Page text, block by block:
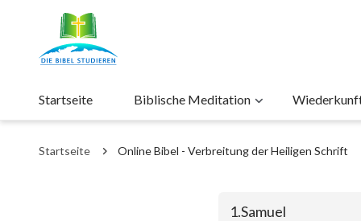
Startseite Biblische Meditation
Startseite Online Bibel - Verbreitung der Heiligen Schrift
1.Samuel